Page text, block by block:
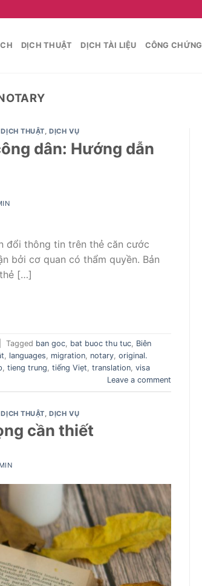
DỊCH THUẬT DỊCH TÀI LIỆU CÔNG CHỨNG
DỊCH THUẬT,DỊCH VỤ
dân: Hướng dẫn
đổi thông tin trên thẻ căn cước
bởi cơ quan có thẩm quyền. Bản
[…]
Tagged ban goc, bat buoc thu tuc, Biên
, languages, migration, notary, original.
, tieng trung, tiếng Viẹt, translation, visa
Leave a comment
DỊCH THUẬT,DỊCH VỤ
cần thiết